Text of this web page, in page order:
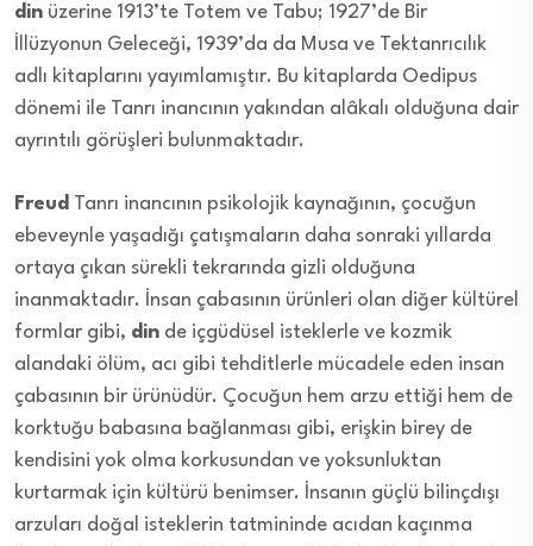
din üzerine 1913’te Totem ve Tabu; 1927’de Bir
İllüzyonun Geleceği, 1939’da da Musa ve Tektanrıcılık
adlı kitaplarını yayımlamıştır. Bu kitaplarda Oedipus
dönemi ile Tanrı inancının yakından alâkalı olduğuna dair
ayrıntılı görüşleri bulunmaktadır.
Freud Tanrı inancının psikolojik kaynağının, çocuğun
ebeveynle yaşadığı çatışmaların daha sonraki yıllarda
ortaya çıkan sürekli tekrarında gizli olduğuna
inanmaktadır. İnsan çabasının ürünleri olan diğer kültürel
formlar gibi, din de içgüdüsel isteklerle ve kozmik
alandaki ölüm, acı gibi tehditlerle mücadele eden insan
çabasının bir ürünüdür. Çocuğun hem arzu ettiği hem de
korktuğu babasına bağlanması gibi, erişkin birey de
kendisini yok olma korkusundan ve yoksunluktan
kurtarmak için kültürü benimser. İnsanın güçlü bilinçdışı
arzuları doğal isteklerin tatmininde acıdan kaçınma